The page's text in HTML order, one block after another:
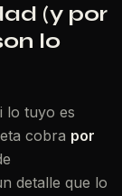
(y por
lo
lo tuyo es
cobra por
detalle que lo